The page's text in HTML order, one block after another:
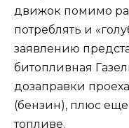
движок помимо
потреблять и
заявлению
битопливная
дозаправки
(бензин), плюс еще
топливе.